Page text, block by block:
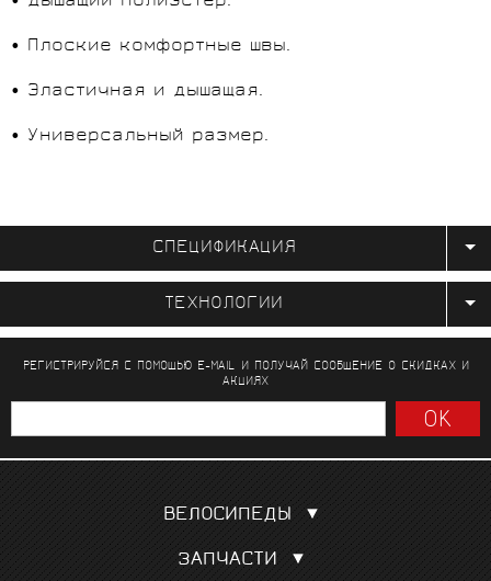
• Плоские комфортные швы.
• Эластичная и дышащая.
• Универсальный размер.
СПЕЦИФИКАЦИЯ
ТЕХНОЛОГИИ
РЕГИСТРИРУЙСЯ С ПОМОЩЬЮ E-MAIL И ПОЛУЧАЙ СООБЩЕНИЕО СКИДКАХ И
АКЦИЯХ
ВЕЛОСИПЕДЫ
Шоссейные
Гравел, кроссовые
ЗАПЧАСТИ